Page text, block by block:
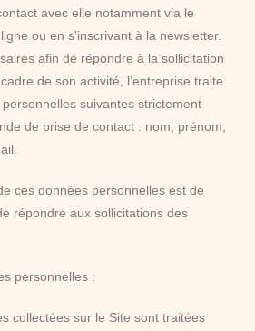
avec elle notamment via le
ou en s’inscrivant à la newsletter.
afin de répondre à la sollicitation
de son activité, l’entreprise traite
suivantes strictement
de prise de contact : nom, prénom,
ces données personnelles est de
répondre aux sollicitations des
personnelles :
collectées sur le Site sont traitées